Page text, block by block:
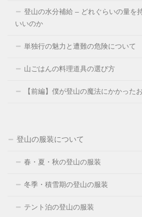
登山の水分補給 – どれぐらいの量を
いいのか
単独行の魅力と遭難の危険について
山ごはんの料理道具の選び方
【前編】僕が登山の魔法にかかった
登山の服装について
春・夏・秋の登山の服装
冬季・積雪期の登山の服装
テント泊の登山の服装